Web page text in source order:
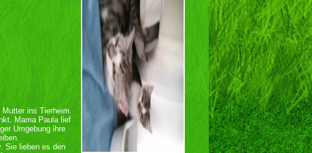
ins Tierheim.
Mama Paula lief
Umgebung ihre
Sie lieben es den